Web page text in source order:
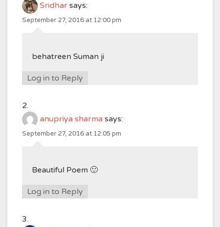
Sridhar says:
September 27, 2016 at 12:00 pm
behatreen Suman ji
Log in to Reply
anupriya sharma says:
September 27, 2016 at 12:05 pm
Beautiful Poem 🙂
Log in to Reply